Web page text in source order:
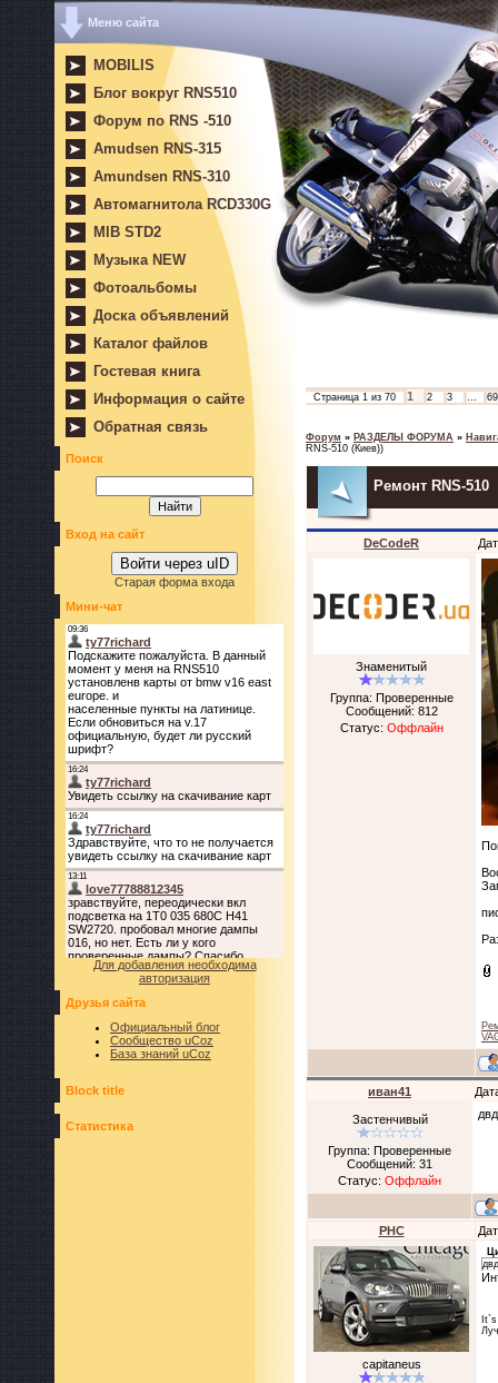
Меню сайта
MOBILIS
Блог вокруг RNS510
Форум по RNS -510
Amudsen RNS-315
Amundsen RNS-310
Автомагнитола RCD330G
MIB STD2
Музыка NEW
Фотоальбомы
Доска объявлений
Каталог файлов
Гостевая книга
Информация о сайте
Обратная связь
Поиск
Вход на сайт
Войти через uID
Старая форма входа
Мини-чат
Для добавления необходима
авторизация
Друзья сайта
Официальный блог
Сообщество uCoz
База знаний uCoz
Block title
Статистика
Страница 1 из 70 1 2 3 … 69
Форум » РАЗДЕЛЫ ФОРУМА »
RNS-510 (Киев))
Ремонт RNS-510
DeCodeR
Знаменитый
Группа: Проверенные
Сообщений: 812
Статус: Оффлайн
иван41
Застенчивый
Группа: Проверенные
Сообщений: 31
Статус: Оффлайн
PHC
capitaneus